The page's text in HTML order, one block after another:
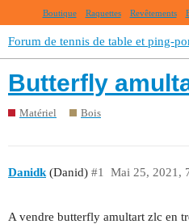
Boutique Raquettes Revêtements
Forum de tennis de table et ping-
Butterfly
Matériel Bois
Danidk (Danid) Mai 25, 2021,
#1
A vendre butterfly amultart zlc en